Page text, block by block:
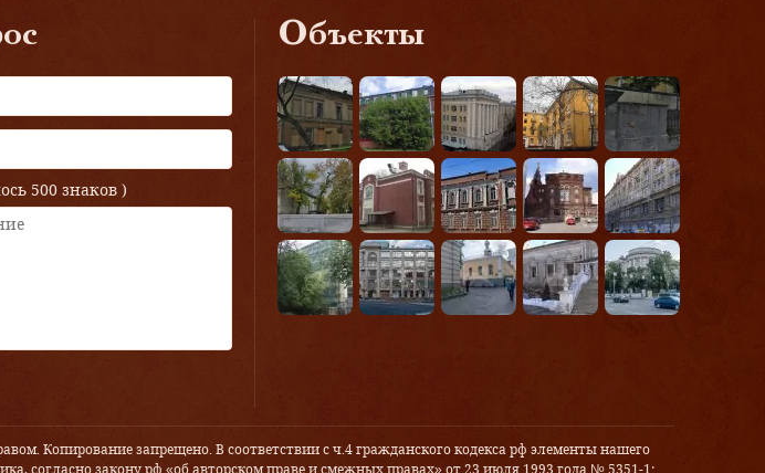
500 знаков )
Объекты
Копирование запрещено. В соответствии с ч.4 гражданского кодекса рф элементы нашего